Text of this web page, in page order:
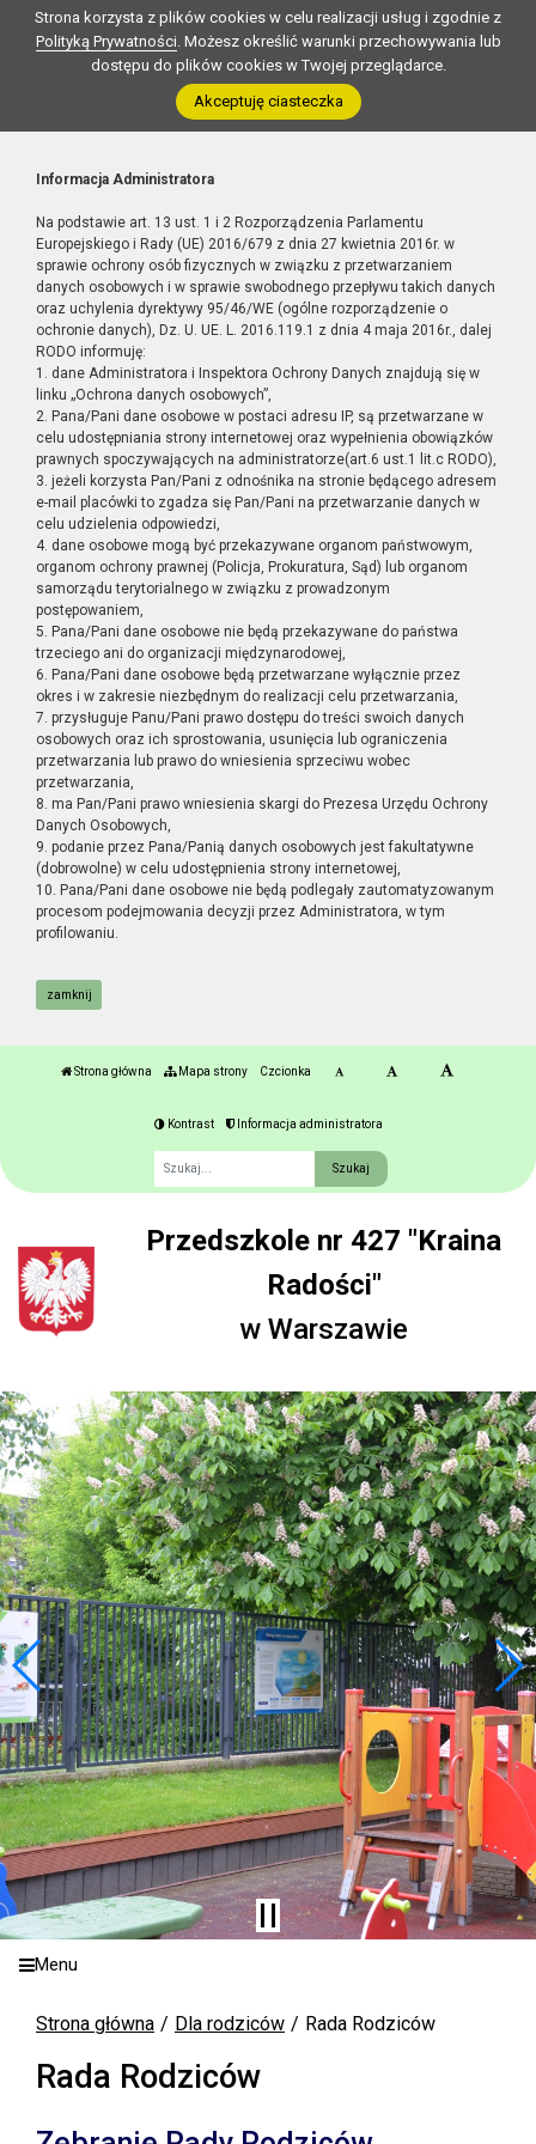
Strona korzysta z plików cookies w celu realizacji usług i zgodnie z
Polityką Prywatności. Możesz określić warunki przechowywania lub
dostępu do plików cookies w Twojej przeglądarce.
Akceptuję ciasteczka
Informacja Administratora
Na podstawie art. 13 ust. 1 i 2 Rozporządzenia Parlamentu
Europejskiego i Rady (UE) 2016/679 z dnia 27 kwietnia 2016r. w
sprawie ochrony osób fizycznych w związku z przetwarzaniem
danych osobowych i w sprawie swobodnego przepływu takich danych
oraz uchylenia dyrektywy 95/46/WE (ogólne rozporządzenie o
ochronie danych), Dz. U. UE. L. 2016.119.1 z dnia 4 maja 2016r., dalej
RODO informuję:
1. dane Administratora i Inspektora Ochrony Danych znajdują się w
linku „Ochrona danych osobowych”,
2. Pana/Pani dane osobowe w postaci adresu IP, są przetwarzane w
celu udostępniania strony internetowej oraz wypełnienia obowiązków
prawnych spoczywających na administratorze(art.6 ust.1 lit.c RODO),
3. jeżeli korzysta Pan/Pani z odnośnika na stronie będącego adresem
e-mail placówki to zgadza się Pan/Pani na przetwarzanie danych w
celu udzielenia odpowiedzi,
4. dane osobowe mogą być przekazywane organom państwowym,
organom ochrony prawnej (Policja, Prokuratura, Sąd) lub organom
samorządu terytorialnego w związku z prowadzonym
postępowaniem,
5. Pana/Pani dane osobowe nie będą przekazywane do państwa
trzeciego ani do organizacji międzynarodowej,
6. Pana/Pani dane osobowe będą przetwarzane wyłącznie przez
okres i w zakresie niezbędnym do realizacji celu przetwarzania,
7. przysługuje Panu/Pani prawo dostępu do treści swoich danych
osobowych oraz ich sprostowania, usunięcia lub ograniczenia
przetwarzania lub prawo do wniesienia sprzeciwu wobec
przetwarzania,
8. ma Pan/Pani prawo wniesienia skargi do Prezesa Urzędu Ochrony
Danych Osobowych,
9. podanie przez Pana/Panią danych osobowych jest fakultatywne
(dobrowolne) w celu udostępnienia strony internetowej,
10. Pana/Pani dane osobowe nie będą podlegały zautomatyzowanym
procesom podejmowania decyzji przez Administratora, w tym
profilowaniu.
zamknij
Strona główna Mapa strony Czcionka
Kontrast Informacja administratora
Przedszkole nr 427 "Kraina
Radości"
w Warszawie
Menu
Strona główna Dla rodziców Rada Rodziców
Rada Rodziców